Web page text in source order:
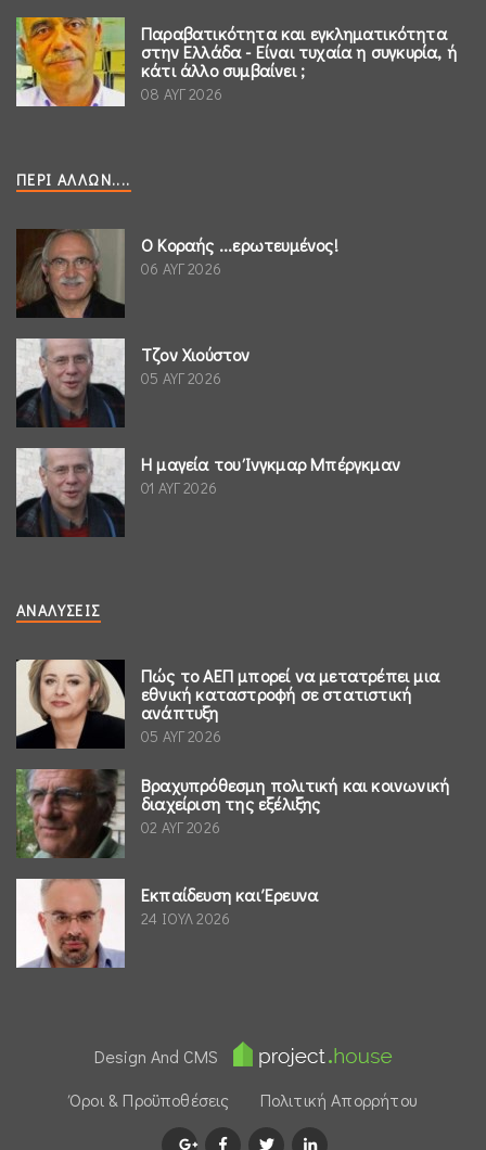
Παραβατικότητα και εγκληματικότητα
στην Ελλάδα - Είναι τυχαία η συγκυρία, ή
κάτι άλλο συμβαίνει ;
08 ΑΥΓ 2026
ΠΕΡΊ ΆΛΛΩΝ....
Ο Κοραής ...ερωτευμένος!
06 ΑΥΓ 2026
Τζον Χιούστον
05 ΑΥΓ 2026
Η μαγεία του Ίνγκμαρ Μπέργκμαν
01 ΑΥΓ 2026
ΑΝΑΛΎΣΕΙΣ
Πώς το ΑΕΠ μπορεί να μετατρέπει μια
εθνική καταστροφή σε στατιστική
ανάπτυξη
05 ΑΥΓ 2026
Βραχυπρόθεσμη πολιτική και κοινωνική
διαχείριση της εξέλιξης
02 ΑΥΓ 2026
Εκπαίδευση και Έρευνα
24 ΙΟΥΛ 2026
Design And CMS
Όροι & Προϋποθέσεις
Πολιτική Απορρήτου